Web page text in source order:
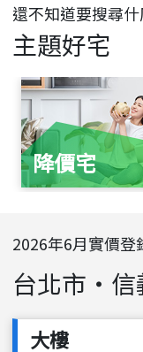
還不知道要搜尋
主題好宅
降價宅
2026年6月實價登
台北市 ・
大樓